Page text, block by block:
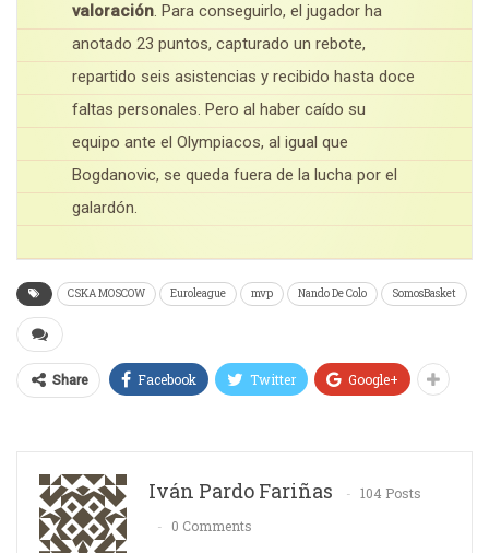
valoración. Para conseguirlo, el jugador ha
anotado 23 puntos, capturado un rebote,
repartido seis asistencias y recibido hasta doce
faltas personales. Pero al haber caído su
equipo ante el Olympiacos, al igual que
Bogdanovic, se queda fuera de la lucha por el
galardón.
CSKA MOSCOW Euroleague mvp Nando De Colo SomosBasket
Share Facebook Twitter Google+
Iván Pardo Fariñas
104 Posts
0 Comments